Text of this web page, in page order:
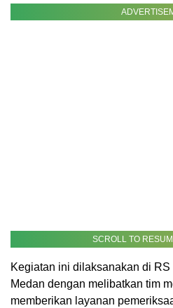
SCROLL TO
Kegiatan ini dilaksanakan di
Medan dengan melibatkan tim
memberikan layanan